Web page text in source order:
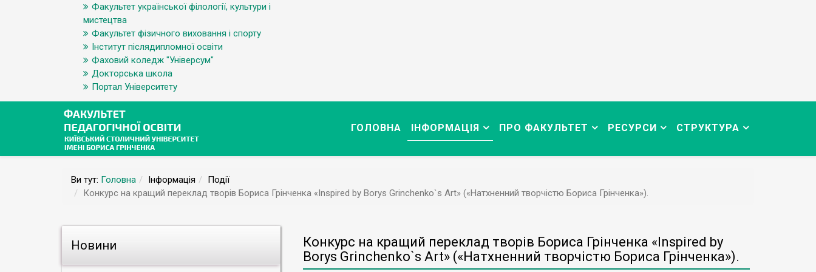
Факультет української філології, культури і
мистецтва
Факультет фізичного виховання і спорту
Інститут післядипломної освіти
Фаховий коледж "Універсум"
Докторська школа
Портал Університету
ГОЛОВНА ІНФОРМАЦІЯ ПРО ФАКУЛЬТЕТ РЕСУРСИ СТРУКТУРА
Ви тут: Головна Інформація
Події
Конкурс на кращий переклад творів Бориса Грінченка «Inspired by Borys Grinchenko`s Аrt» («Натхненний творчістю Бориса Грінченка»).
Новини
Конкурс на кращий переклад творів Бориса Грінченка «Inspired by
Borys Grinchenko`s Аrt» («Натхненний творчістю Бориса Грінченка»).